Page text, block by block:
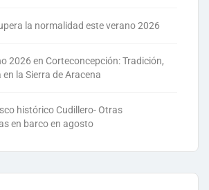
la normalidad este verano 2026
2026 en Corteconcepción: Tradición,
la Sierra de Aracena
histórico Cudillero- Otras
en barco en agosto